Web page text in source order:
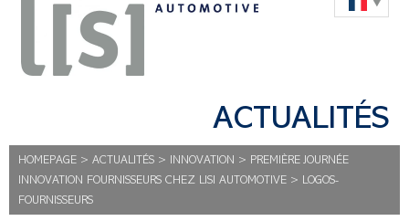
ACTUALITÉS
HOMEPAGE > ACTUALITÉS > INNOVATION > PREMIÈRE JOURNÉE
INNOVATION FOURNISSEURS CHEZ LISI AUTOMOTIVE > LOGOS-
FOURNISSEURS